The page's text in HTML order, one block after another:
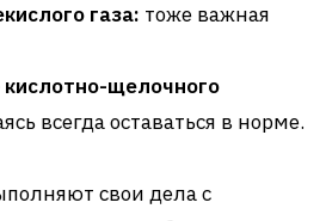
газа: тоже важная
щелочного
всегда оставаться в норме.
свои дела с